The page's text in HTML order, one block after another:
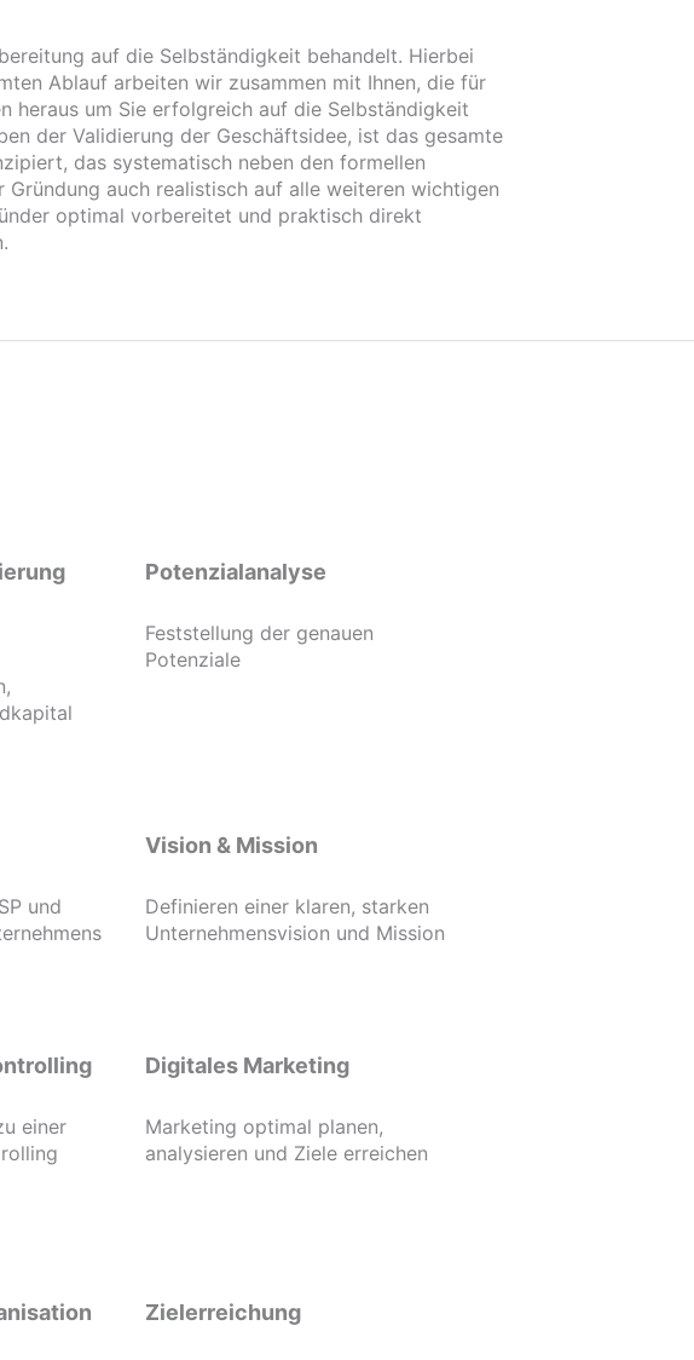
auf die Selbständigkeit behandelt. Hierbei
Ablauf arbeiten wir zusammen mit Ihnen, die für
heraus um Sie erfolgreich auf die Selbständigkeit
der Validierung der Geschäftsidee, ist das gesamte
das systematisch neben den formellen
Gründung auch realistisch auf alle weiteren wichtigen
optimal vorbereitet und praktisch direkt
Potenzialanalyse
Feststellung der genauen
Potenziale
und
Vision & Mission
Definieren einer klaren, starken
Unternehmensvision und Mission
einer
Digitales Marketing
Marketing optimal planen,
analysieren und Ziele erreichen
Zielerreichung